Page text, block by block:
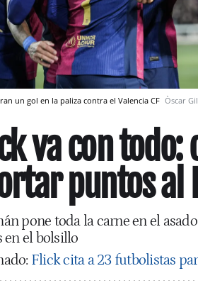
un gol en la paliza contra el Valencia CF Òscar Gil
va con todo:
puntos al
pone toda la carne en el
en el bolsillo
Flick cita a 23 futbolistas